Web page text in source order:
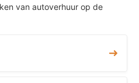
van autoverhuur op de